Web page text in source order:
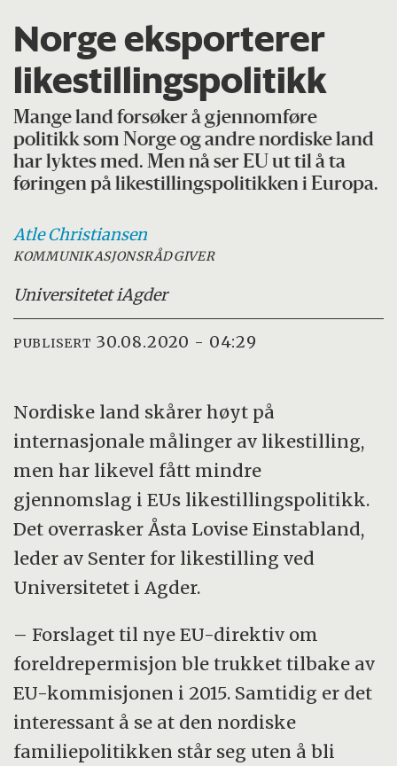
Norge eksporterer
likestillingspolitikk
Mange land forsøker å gjennomføre
politikk som Norge og andre nordiske land
har lyktes med. Men nå ser EU ut til å ta
føringen på likestillingspolitikken i Europa.
Atle Christiansen
KOMMUNIKASJONSRÅDGIVER
Universitetet iAgder
PUBLISERT 30.08.2020 - 04:29
Nordiske land skårer høyt på
internasjonale målinger av likestilling,
men har likevel fått mindre
gjennomslag i EUs likestillingspolitikk.
Det overrasker Åsta Lovise Einstabland,
leder av Senter for likestilling ved
Universitetet i Agder.
– Forslaget til nye EU-direktiv om
foreldrepermisjon ble trukket tilbake av
EU-kommisjonen i 2015. Samtidig er det
interessant å se at den nordiske
familiepolitikken står seg uten å bli